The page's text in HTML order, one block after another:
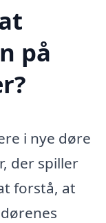
på
i nye døre
der spiller
forstå, at